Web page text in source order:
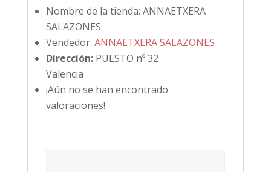
Nombre de la tienda: ANNAETXERA
SALAZONES
Vendedor: ANNAETXERA SALAZONES
Dirección: PUESTO nº 32
Valencia
¡Aún no se han encontrado
valoraciones!